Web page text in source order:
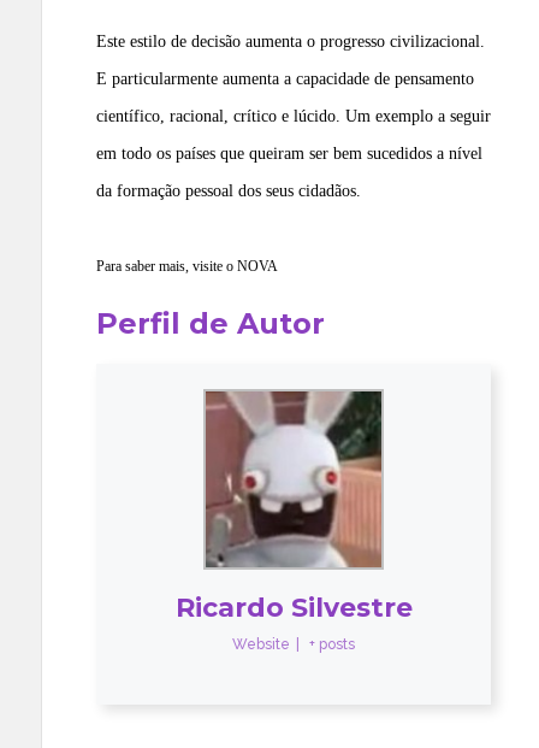
Este estilo de decisão aumenta o progresso civilizacional.
E particularmente aumenta a capacidade de pensamento
científico, racional, crítico e lúcido. Um exemplo a seguir
em todo os países que queiram ser bem sucedidos a nível
da formação pessoal dos seus cidadãos.
Para saber mais, visite o NOVA
Perfil de Autor
Ricardo Silvestre
Website + posts